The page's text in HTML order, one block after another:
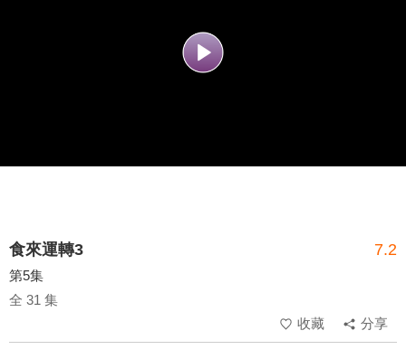
食來運轉3 7.2
第5集
全 31 集
收藏
分享